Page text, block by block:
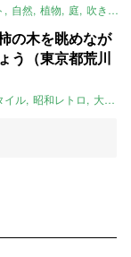
自然 植物 庭 吹き抜け
の木を眺めなが
う（東京都荒川
イル 昭和レトロ 大家女子